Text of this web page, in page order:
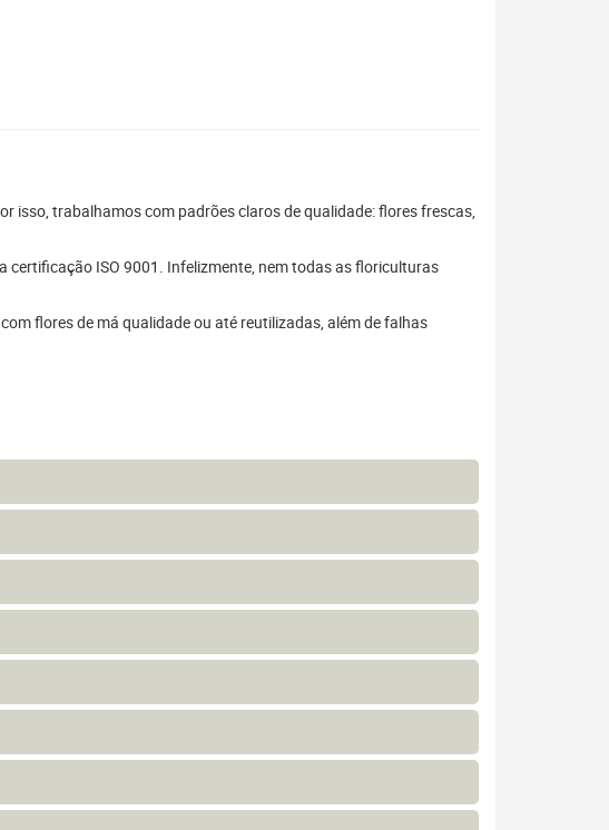
isso, trabalhamos com padrões claros de qualidade: flores frescas,
ISO 9001. Infelizmente, nem todas as floriculturas
flores de má qualidade ou até reutilizadas, além de falhas